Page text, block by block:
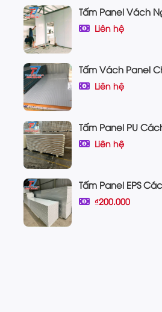
Tấm Panel Vách
Liên hệ
Tấm Vách Panel
Liên hệ
Tấm Panel PU
Liên hệ
Tấm Panel EPS
₫200.000